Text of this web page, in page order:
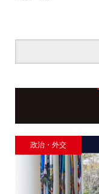
政治・外交